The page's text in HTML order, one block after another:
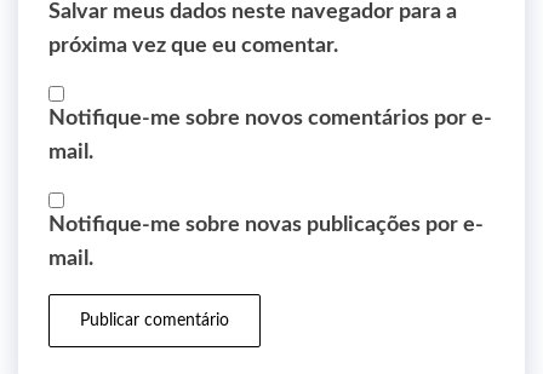
Salvar meus dados neste navegador para a
próxima vez que eu comentar.
Notifique-me sobre novos comentários por e-
mail.
Notifique-me sobre novas publicações por e-
mail.